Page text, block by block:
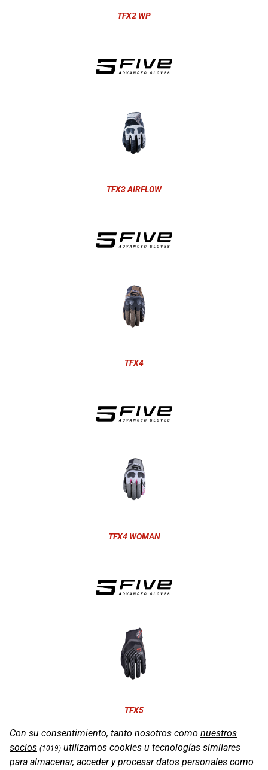
TFX2 WP
TFX3 AIRFLOW
TFX4
TFX4 WOMAN
TFX5
Con su consentimiento, tanto nosotros como nuestros
socios (1019) utilizamos cookies u tecnologías similares
para almacenar, acceder y procesar datos personales como